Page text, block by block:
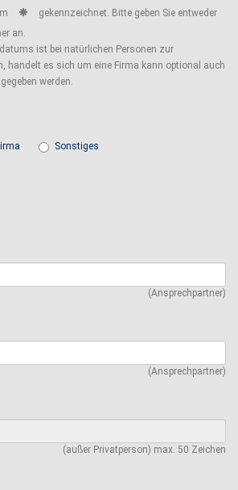
gekennzeichnet. Bitte geben Sie entweder
an.
ist bei natürlichen Personen zur
handelt es sich um eine Firma kann optional auch
werden.
Sonstiges
(Ansprechpartner)
(Ansprechpartner)
(außer Privatperson) max. 50 Zeichen